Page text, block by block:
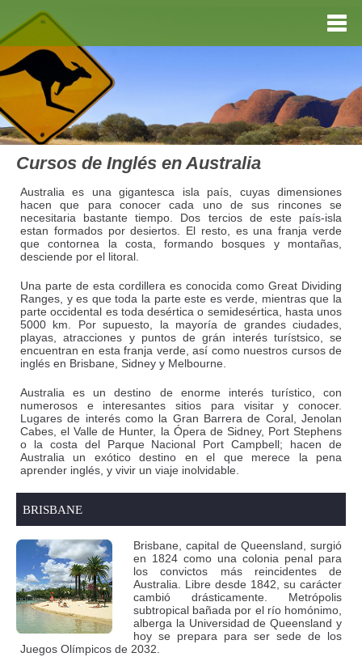
Cursos de Inglés en Australia
Australia es una gigantesca isla país, cuyas dimensiones
hacen que para conocer cada uno de sus rincones se
necesitaria bastante tiempo. Dos tercios de este país-isla
estan formados por desiertos. El resto, es una franja verde
que contornea la costa, formando bosques y montañas,
desciende por el litoral.
Una parte de esta cordillera es conocida como Great Dividing
Ranges, y es que toda la parte este es verde, mientras que la
parte occidental es toda desértica o semidesértica, hasta unos
5000 km. Por supuesto, la mayoría de grandes ciudades,
playas, atracciones y puntos de grán interés turístsico, se
encuentran en esta franja verde, así como nuestros cursos de
inglés en Brisbane, Sidney y Melbourne.
Australia es un destino de enorme interés turístico, con
numerosos e interesantes sitios para visitar y conocer.
Lugares de interés como la Gran Barrera de Coral, Jenolan
Cabes, el Valle de Hunter, la Ópera de Sidney, Port Stephens
o la costa del Parque Nacional Port Campbell; hacen de
Australia un exótico destino en el que merece la pena
aprender inglés, y vivir un viaje inolvidable.
BRISBANE
Brisbane, capital de Queensland, surgió
en 1824 como una colonia penal para
los convictos más reincidentes de
Australia. Libre desde 1842, su carácter
cambió drásticamente. Metrópolis
subtropical bañada por el río homónimo,
alberga la Universidad de Queensland y
hoy se prepara para ser sede de los
Juegos Olímpicos de 2032.